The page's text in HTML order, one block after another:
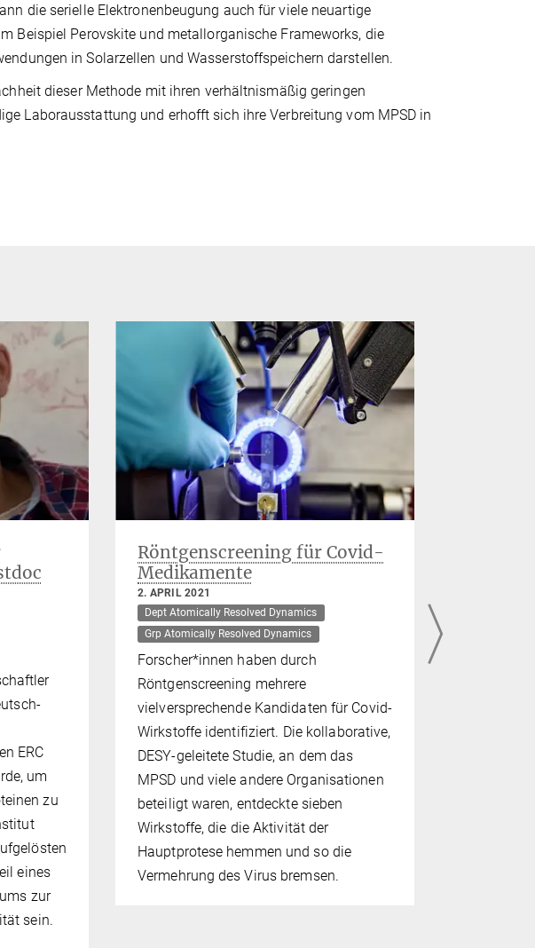
die serielle Elektronenbeugung auch für viele neuartige
Beispiel Perovskite und metallorganische Frameworks, die
in Solarzellen und Wasserstoffspeichern darstellen.
dieser Methode mit ihren verhältnismäßig geringen
Laborausstattung und erhofft sich ihre Verbreitung vom MPSD in
ERC
um
zu
eines
zur
sein.
Röntgenscreening für Covid-
Medikamente
2. APRIL 2021
Dept Atomically Resolved Dynamics
Grp Atomically Resolved Dynamics
Forscher*innen haben durch
Röntgenscreening mehrere
vielversprechende Kandidaten für Covid-
Wirkstoffe identifiziert. Die kollaborative,
DESY-geleitete Studie, an dem das
MPSD und viele andere Organisationen
beteiligt waren, entdeckte sieben
Wirkstoffe, die die Aktivität der
Hauptprotese hemmen und so die
Vermehrung des Virus bremsen.